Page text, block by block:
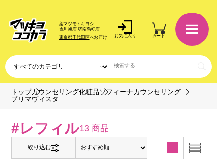
薬マツモトキヨシ
吉川旭店 堺南島町店
東京都千代田区へお届け お気に入り カート
トップカウンセリング化粧品 ソフィーナカウンセリング
プリマヴィスタ
#レフィル13 商品
絞り込む